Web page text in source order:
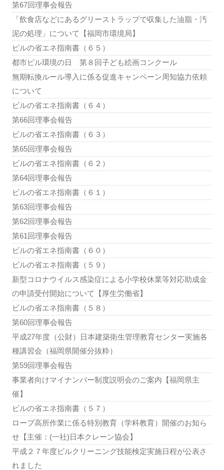
第67回理事会報告
「飲食店などにあるグリーストラップで収集した油脂・汚
泥の処理」について【福岡市環境局】
ビルの省エネ指南書（６５）
都市ビル環境の日 第８回子ども絵画コンクール
無期転換ルール導入に係る促進キャンペーン周知協力依頼
について
ビルの省エネ指南書（６４）
第66回理事会報告
ビルの省エネ指南書（６３）
第65回理事会報告
ビルの省エネ指南書（６２）
第64回理事会報告
ビルの省エネ指南書（６１）
第63回理事会報告
第62回理事会報告
第61回理事会報告
ビルの省エネ指南書（６０）
ビルの省エネ指南書（５９）
新型コロナウイルス感染症による小学校休業等対応助成金
の申請受付開始について【厚生労働省】
ビルの省エネ指南書（５８）
第60回理事会報告
平成27年度（公財）日本建築衛生管理教育センター実施各
種講習会（福岡県開催分抜粋）
第59回理事会報告
事業者向けマイナンバー制度説明会のご案内【福岡県主
催】
ビルの省エネ指南書（５７）
ロープ高所作業に係る特別教育（学科教育）開催のお知ら
せ【主催：(一社)日本クレーン協会】
平成２７年度ビルクリーニング技能検定実施日程が公表さ
れました